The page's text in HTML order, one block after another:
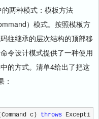
两种模式：模板方法
）模式。按照模板方
往继承的层次结构的顶部移
令设计模式提供了一种使用
的方式。清单4给出了把这
c) throws Excepti